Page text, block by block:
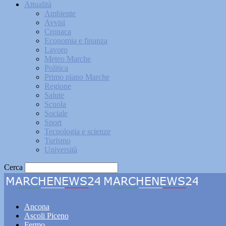
Attualità
Ambiente
Avvisi
Cronaca
Economia e finanza
Lavoro
Meteo Marche
Politica
Primo piano Marche
Regione
Salute
Scuola
Sociale
Sport
Tecnologia e scienze
Turismo
Università
Cerca
Ancona
Ascoli Piceno